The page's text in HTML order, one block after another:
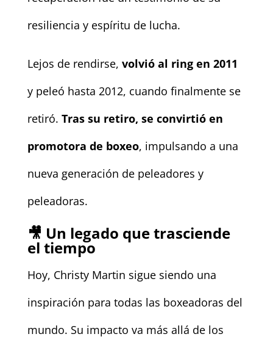
resiliencia y espíritu de lucha.
Lejos de rendirse, volvió al ring en 2011
y peleó hasta 2012, cuando finalmente se
retiró. Tras su retiro, se convirtió en
promotora de boxeo, impulsando a una
nueva generación de peleadores y
peleadoras.
🎥 Un legado que trasciende
el tiempo
Hoy, Christy Martin sigue siendo una
inspiración para todas las boxeadoras del
mundo. Su impacto va más allá de los